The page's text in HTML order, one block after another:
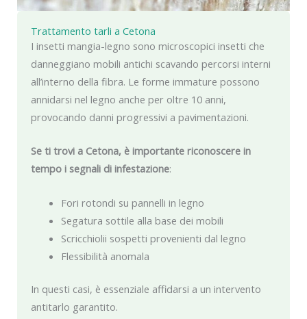
Trattamento tarli a Cetona
I insetti mangia-legno sono microscopici insetti che
danneggiano mobili antichi scavando percorsi interni
all’interno della fibra. Le forme immature possono
annidarsi nel legno anche per oltre 10 anni,
provocando danni progressivi a pavimentazioni.
Se ti trovi a Cetona, è importante riconoscere in
tempo i segnali di infestazione:
Fori rotondi su pannelli in legno
Segatura sottile alla base dei mobili
Scricchiolii sospetti provenienti dal legno
Flessibilità anomala
In questi casi, è essenziale affidarsi a un intervento
antitarlo garantito.